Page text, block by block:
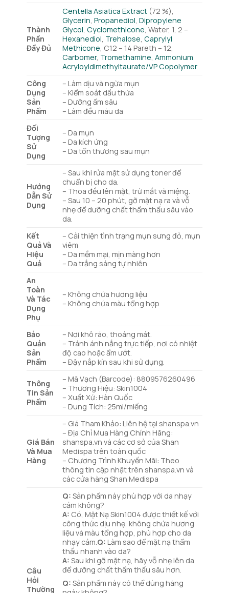
Thành
Phần
Đầy Đủ
Centella Asiatica Extract(72 %),
Glycerin, Propanediol, Dipropylene
Glycol, Cyclomethicone, Water, 1, 2 –
Hexanediol, Trehalose, Caprylyl
Methicone, C12 – 14 Pareth – 12,
Carbomer, Tromethamine, Ammonium
Acryloyldimethyltaurate/VP Copolymer
Công
Dụng
Sản
Phẩm
– Làm dịu và ngừa mụn
– Kiểm soát dầu thừa
– Dưỡng ẩm sâu
– Làm đều màu da
Đối
Tượng
Sử
Dụng
– Da mụn
– Da kích ứng
– Da tổn thương sau mụn
Hướng
Dẫn Sử
Dụng
– Sau khi rửa mặt sử dụng toner để
chuẩn bị cho da.
– Thoa đều lên mặt, trừ mắt và miệng.
– Sau 10 – 20 phút, gỡ mặt nạ ra và vỗ
nhẹ để dưỡng chất thẩm thấu sâu vào
da.
Kết
Quả Và
Hiệu
Quả
– Cải thiện tình trạng mụn sưng đỏ, mụn
viêm
– Da mềm mại, mịn màng hơn
– Da trắng sáng tự nhiên
An
Toàn
Và Tác
Dụng
Phụ
– Không chứa hương liệu
– Không chứa màu tổng hợp
Bảo
Quản
Sản
Phẩm
– Nơi khô ráo, thoáng mát.
– Tránh ánh nắng trực tiếp, nơi có nhiệt
độ cao hoặc ẩm ướt.
– Đậy nắp kín sau khi sử dụng.
Thông
Tin Sản
Phẩm
– Mã Vạch (Barcode): 8809576260496
– Thương Hiệu: Skin1004
– Xuất Xứ: Hàn Quốc
– Dung Tích: 25ml/miếng
Giá Bán
Và Mua
Hàng
– Giá Tham Khảo: Liên hệ tại shanspa.vn
– Địa Chỉ Mua Hàng Chính Hãng:
shanspa.vn và các cơ sở của Shan
Medispa trên toàn quốc
– Chương Trình Khuyến Mãi: Theo
thông tin cập nhật trên shanspa.vn và
các cửa hàng Shan Medispa
Câu
Hỏi
Thường
Q: Sản phẩm này phù hợp với da nhạy
cảm không?
A: Có, Mặt Nạ Skin1004 được thiết kế với
công thức dịu nhẹ, không chứa hương
liệu và màu tổng hợp, phù hợp cho da
nhạy cảm.Q: Làm sao để mặt nạ thẩm
thấu nhanh vào da?
A: Sau khi gỡ mặt nạ, hãy vỗ nhẹ lên da
để dưỡng chất thẩm thấu sâu hơn.
Q: Sản phẩm này có thể dùng hàng